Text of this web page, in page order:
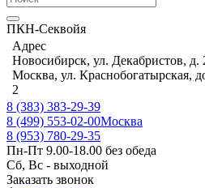
ПКН-Секвойя
Адрес
Новосибирск, ул. Декабристов, д.
Москва, ул. Краснобогатырская,
2
8 (383) 383-29-39
8 (499) 553-02-00Москва
8 (953) 780-29-35
Пн-Пт 9.00-18.00 без обеда
Сб, Вс - выходной
Заказать звонок